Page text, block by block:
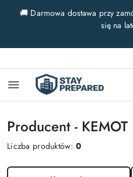
Przejdź do treści
Przejdź do
Przejdź do moje konto
Przejdź do menu
Przejdź do stopki
🚚 Darmowa dostawa przy
się na
Producent - KEMOT
Liczba produktów:0